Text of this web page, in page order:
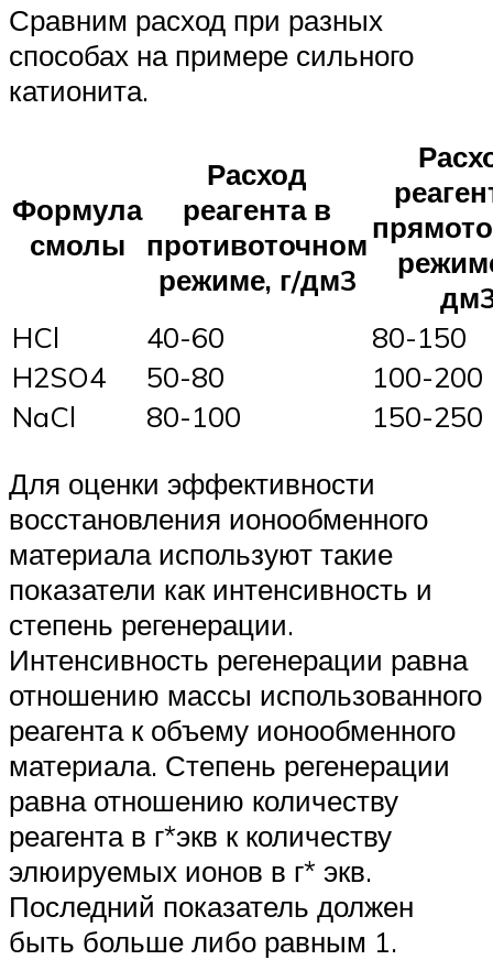
Сравним расход при разных
способах на примере сильного
катионита.
Формула
смолы
Расход
реагента в
противоточном
режиме, г/дм3
HCl
40-60
80-150
H2SO4
50-80
100-200
NaCl
80-100
150-250
Для оценки эффективности
восстановления ионообменного
материала используют такие
показатели как интенсивность и
степень регенерации.
Интенсивность регенерации равна
отношению массы использованного
реагента к объему ионообменного
материала. Степень регенерации
равна отношению количеству
реагента в г*экв к количеству
элюируемых ионов в г* экв.
Последний показатель должен
быть больше либо равным 1.